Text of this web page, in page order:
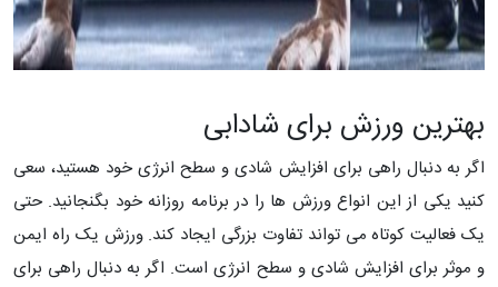
بهترین ورزش برای شادابی
اگر به دنبال راهی برای افزایش شادی و سطح انرژی خود هستید، سعی
کنید یکی از این انواع ورزش ها را در برنامه روزانه خود بگنجانید. حتی
یک فعالیت کوتاه می تواند تفاوت بزرگی ایجاد کند. ورزش یک راه ایمن
و موثر برای افزایش شادی و سطح انرژی است. اگر به دنبال راهی برای